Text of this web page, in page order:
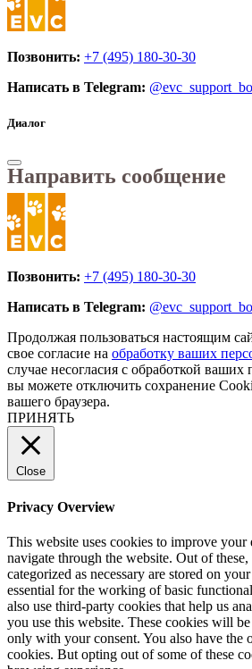
Позвонить: +7 (495) 180-30-30
Написать в Telegram:
Диалог
Направить сообщение
Позвонить: +7 (495) 180-30-30
Написать в Telegram:
Продолжая пользоваться настоящим
свое согласие на обработку ваших
случае несогласия с обработкой
вы можете отключить сохранение
вашего браузера.
ПРИНЯТЬ
Close
Privacy Overview
This website uses cookies to improve
navigate through the website. Out of these,
categorized as necessary are stored on
essential for the working of basic
also use third-party cookies that help us
you use this website. These cookies will
only with your consent. You also have the
cookies. But opting out of some of these